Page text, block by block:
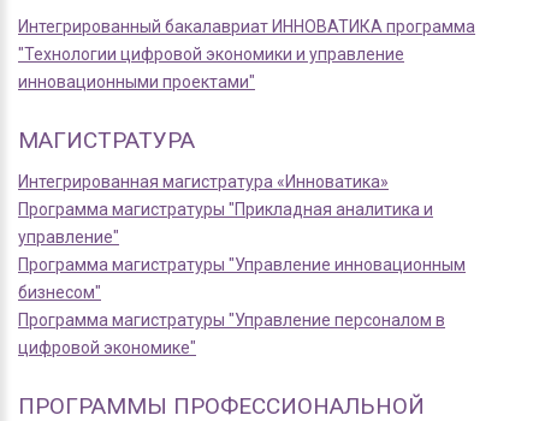
Интегрированный бакалавриат ИННОВАТИКА программа
"Технологии цифровой экономики и управление
инновационными проектами"
МАГИСТРАТУРА
Интегрированная магистратура «Инноватика»
Программа магистратуры "Прикладная аналитика и
управление"
Программа магистратуры "Управление инновационным
бизнесом"
Программа магистратуры "Управление персоналом в
цифровой экономике"
ПРОГРАММЫ ПРОФЕССИОНАЛЬНОЙ